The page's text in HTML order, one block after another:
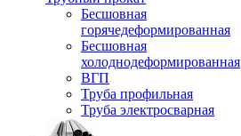
Бесшовная
горячедеформированная
Бесшовная
холоднодеформированная
ВГП
Труба профильная
Труба электросварная